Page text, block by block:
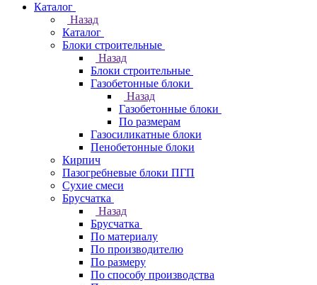
Каталог
Назад
Каталог
Блоки строительные
Назад
Блоки строительные
Газобетонные блоки
Назад
Газобетонные блоки
По размерам
Газосиликатные блоки
Пенобетонные блоки
Кирпич
Пазогребневые блоки ПГП
Сухие смеси
Брусчатка
Назад
Брусчатка
По материалу
По производителю
По размеру
По способу производства